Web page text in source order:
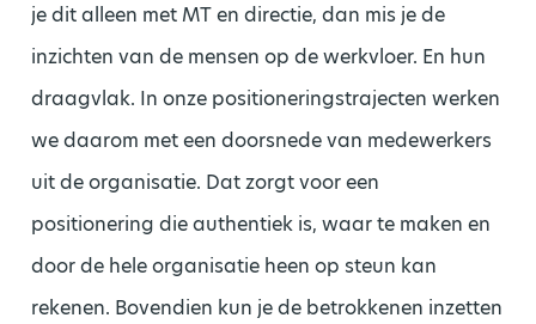
je dit alleen met MT en directie, dan mis je de
inzichten van de mensen op de werkvloer. En hun
draagvlak. In onze positioneringstrajecten werken
we daarom met een doorsnede van medewerkers
uit de organisatie. Dat zorgt voor een
positionering die authentiek is, waar te maken en
door de hele organisatie heen op steun kan
rekenen. Bovendien kun je de betrokkenen inzetten